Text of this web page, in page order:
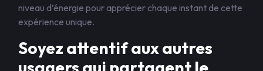
niveau d’énergie pour apprécier chaque instant de cette
expérience unique.
Soyez attentif aux autres